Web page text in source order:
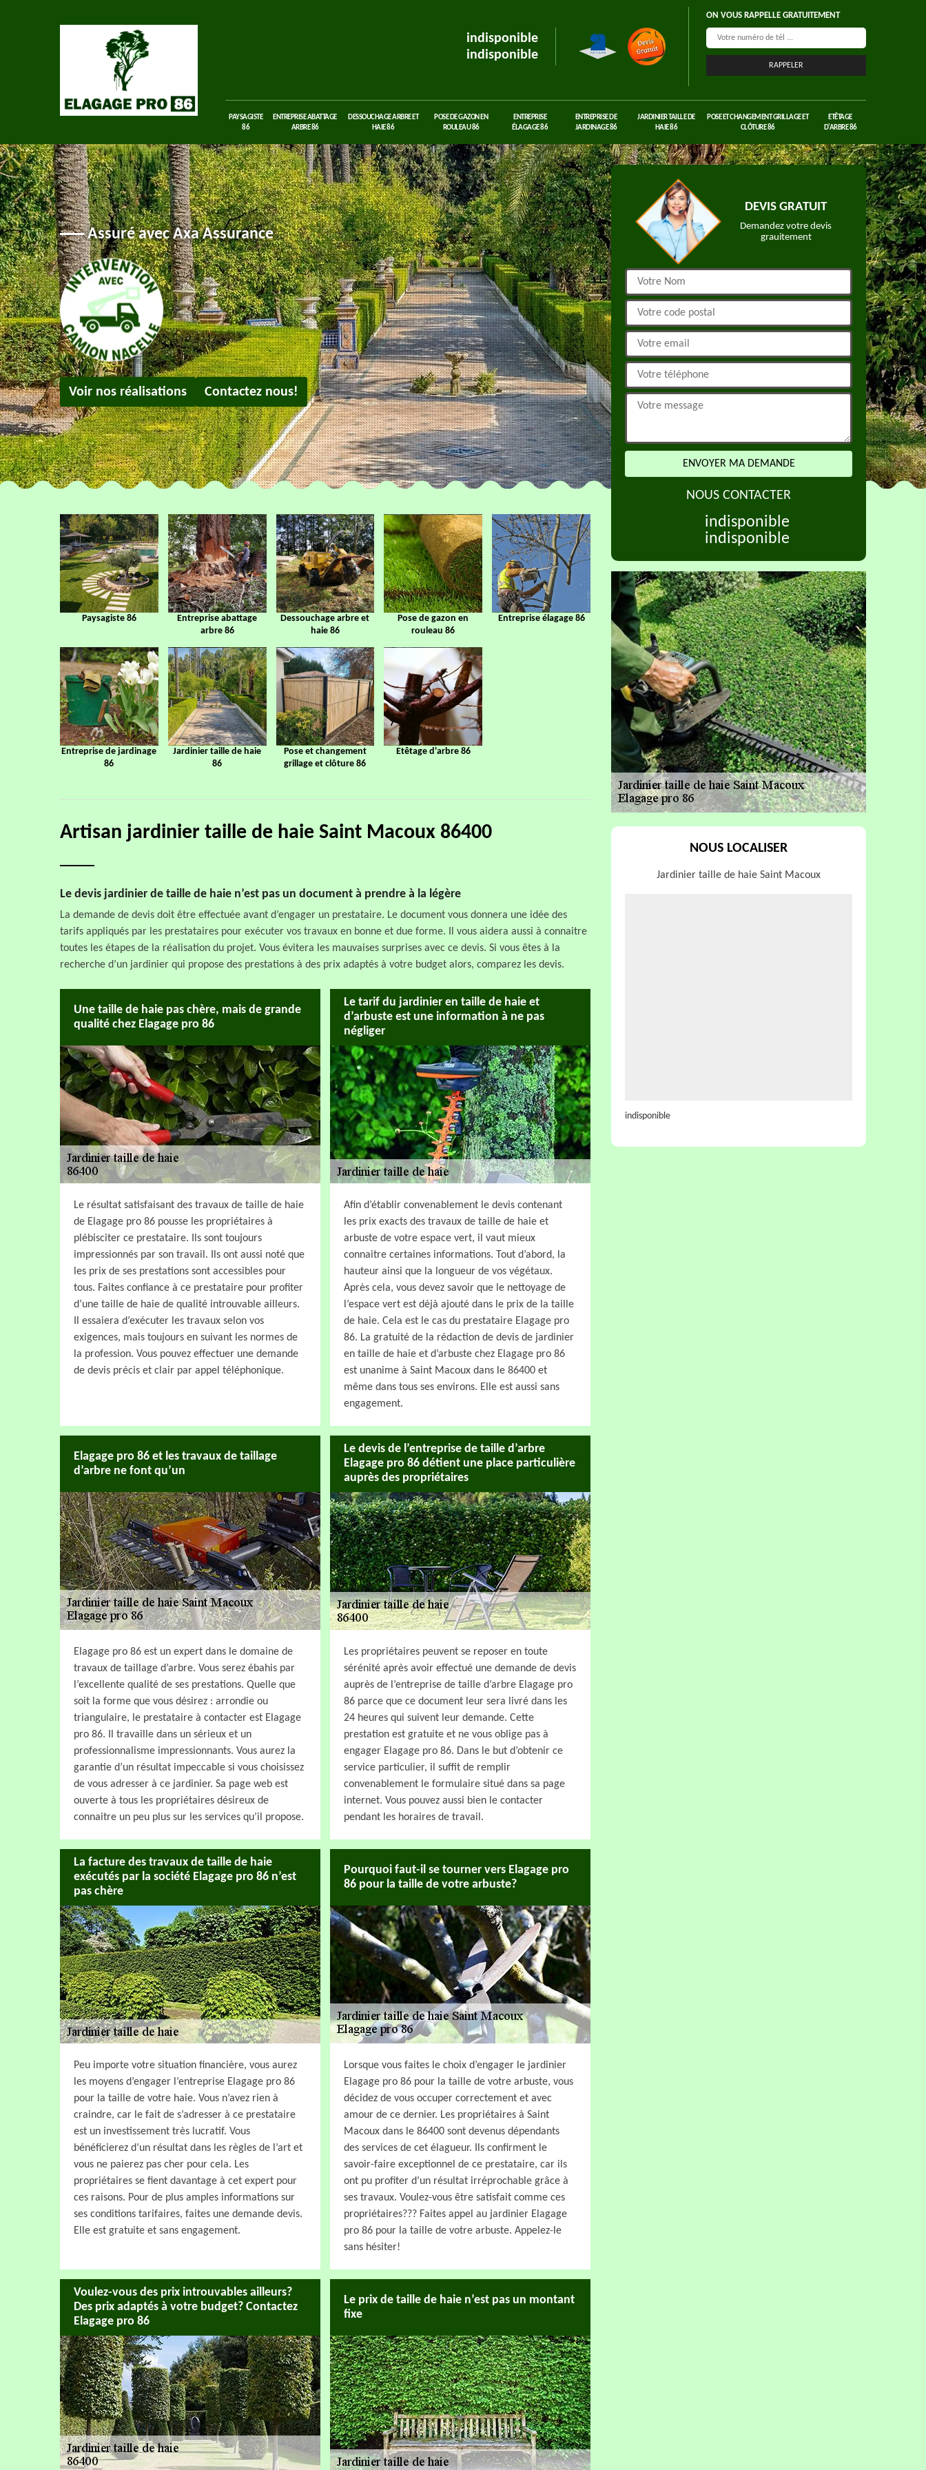
indisponible
indisponible
ON VOUS RAPPELLE GRATUITEMENT
PAYSAGISTE
86
ENTREPRISE ABATTAGE
ARBRE 86
DESSOUCHAGE ARBRE ET
HAIE 86
POSE DE GAZON EN
ROULEAU 86
ENTREPRISE
ÉLAGAGE 86
ENTREPRISE DE
JARDINAGE 86
JARDINIER TAILLE DE
HAIE 86
POSE ET CHANGEMENT GRILLAGE ET
CLÔTURE 86
ETÊTAGE
D'ARBRE 86
Assuré avec Axa Assurance
Voir nos réalisations Contactez nous!
Paysagiste 86
Entreprise abattage
arbre 86
Dessouchage arbre et
haie 86
Pose de gazon en
rouleau 86
Entreprise élagage 86
Entreprise de jardinage
86
Jardinier taille de haie
86
Pose et changement
grillage et clôture 86
Etêtage d'arbre 86
Artisan jardinier taille de haie Saint Macoux 86400
Le devis jardinier de taille de haie n’est pas un document à prendre à la légère
La demande de devis doit être effectuée avant d’engager un prestataire. Le document vous donnera une idée des
tarifs appliqués par les prestataires pour exécuter vos travaux en bonne et due forme. Il vous aidera aussi à connaitre
toutes les étapes de la réalisation du projet. Vous évitera les mauvaises surprises avec ce devis. Si vous êtes à la
recherche d’un jardinier qui propose des prestations à des prix adaptés à votre budget alors, comparez les devis.
Une taille de haie pas chère, mais de grande
qualité chez Elagage pro 86
Le résultat satisfaisant des travaux de taille de haie
de Elagage pro 86 pousse les propriétaires à
plébisciter ce prestataire. Ils sont toujours
impressionnés par son travail. Ils ont aussi noté que
les prix de ses prestations sont accessibles pour
tous. Faites confiance à ce prestataire pour profiter
d’une taille de haie de qualité introuvable ailleurs.
Il essaiera d’exécuter les travaux selon vos
exigences, mais toujours en suivant les normes de
la profession. Vous pouvez effectuer une demande
de devis précis et clair par appel téléphonique.
Le tarif du jardinier en taille de haie et
d’arbuste est une information à ne pas
négliger
Afin d’établir convenablement le devis contenant
les prix exacts des travaux de taille de haie et
arbuste de votre espace vert, il vaut mieux
connaitre certaines informations. Tout d’abord, la
hauteur ainsi que la longueur de vos végétaux.
Après cela, vous devez savoir que le nettoyage de
l’espace vert est déjà ajouté dans le prix de la taille
de haie. Cela est le cas du prestataire Elagage pro
86. La gratuité de la rédaction de devis de jardinier
en taille de haie et d’arbuste chez Elagage pro 86
est unanime à Saint Macoux dans le 86400 et
même dans tous ses environs. Elle est aussi sans
engagement.
Elagage pro 86 et les travaux de taillage
d’arbre ne font qu’un
Elagage pro 86 est un expert dans le domaine de
travaux de taillage d’arbre. Vous serez ébahis par
l’excellente qualité de ses prestations. Quelle que
soit la forme que vous désirez : arrondie ou
triangulaire, le prestataire à contacter est Elagage
pro 86. Il travaille dans un sérieux et un
professionnalisme impressionnants. Vous aurez la
garantie d’un résultat impeccable si vous choisissez
de vous adresser à ce jardinier. Sa page web est
ouverte à tous les propriétaires désireux de
connaitre un peu plus sur les services qu’il propose.
Le devis de l’entreprise de taille d’arbre
Elagage pro 86 détient une place particulière
auprès des propriétaires
Les propriétaires peuvent se reposer en toute
sérénité après avoir effectué une demande de devis
auprès de l’entreprise de taille d’arbre Elagage pro
86 parce que ce document leur sera livré dans les
24 heures qui suivent leur demande. Cette
prestation est gratuite et ne vous oblige pas à
engager Elagage pro 86. Dans le but d’obtenir ce
service particulier, il suffit de remplir
convenablement le formulaire situé dans sa page
internet. Vous pouvez aussi bien le contacter
pendant les horaires de travail.
La facture des travaux de taille de haie
exécutés par la société Elagage pro 86 n’est
pas chère
Peu importe votre situation financière, vous aurez
les moyens d’engager l’entreprise Elagage pro 86
pour la taille de votre haie. Vous n’avez rien à
craindre, car le fait de s’adresser à ce prestataire
est un investissement très lucratif. Vous
bénéficierez d’un résultat dans les règles de l’art et
vous ne paierez pas cher pour cela. Les
propriétaires se fient davantage à cet expert pour
ces raisons. Pour de plus amples informations sur
ses conditions tarifaires, faites une demande devis.
Elle est gratuite et sans engagement.
Pourquoi faut-il se tourner vers Elagage pro
86 pour la taille de votre arbuste?
Lorsque vous faites le choix d’engager le jardinier
Elagage pro 86 pour la taille de votre arbuste, vous
décidez de vous occuper correctement et avec
amour de ce dernier. Les propriétaires à Saint
Macoux dans le 86400 sont devenus dépendants
des services de cet élagueur. Ils confirment le
savoir-faire exceptionnel de ce prestataire, car ils
ont pu profiter d’un résultat irréprochable grâce à
ses travaux. Voulez-vous être satisfait comme ces
propriétaires??? Faites appel au jardinier Elagage
pro 86 pour la taille de votre arbuste. Appelez-le
sans hésiter!
Voulez-vous des prix introuvables ailleurs?
Des prix adaptés à votre budget? Contactez
Elagage pro 86
Le prix de taille de haie n’est pas un montant
fixe
DEVIS GRATUIT
Demandez votre devis
grauitement
NOUS CONTACTER
indisponible
indisponible
NOUS LOCALISER
Jardinier taille de haie Saint Macoux
indisponible